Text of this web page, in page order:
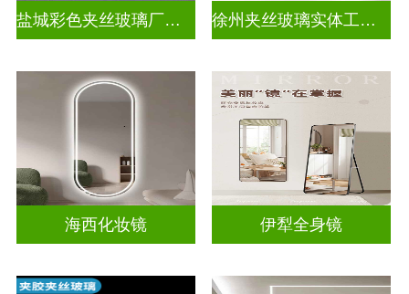
盐城彩色夹丝玻璃厂招聘 徐州夹丝玻璃实体工厂地址
海西化妆镜 伊犁全身镜